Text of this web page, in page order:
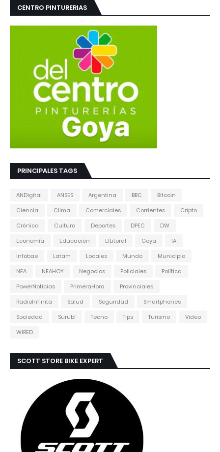
CENTRO PINTURERIAS
PRINCIPALES TAGS
ANDigital ANSES Argentina BBC
Bitcoin
Ciencia
Clima Comerciales Corrientes
Cripto
Crónica
Cultura Deportes DPEC
DW
Economía
Educación ElLitoral Goya
IA
Infobae
Latam Locales Mundo
Municipio
NEA
NEAHOY Negocios Policiales
Política
PowerNoticias
PrimeraHora
Provinciales
RadioInfinita
Salud Seguridad
Smartphones
Sociedad
Surubí Tecno Tips Turismo
Video
WIRED
SCOTT STORE BIKE EXPERT